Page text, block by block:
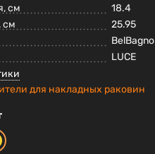
см
18.4
см
25.95
BelBagno
LUCE
для накладных раковин